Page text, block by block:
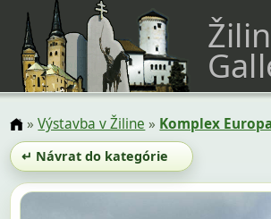
»Výstavba v Žiline » Komplex
↵ Návrat do kategórie